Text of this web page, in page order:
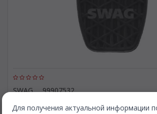
Для получения актуальной информации
SWAG 99907532